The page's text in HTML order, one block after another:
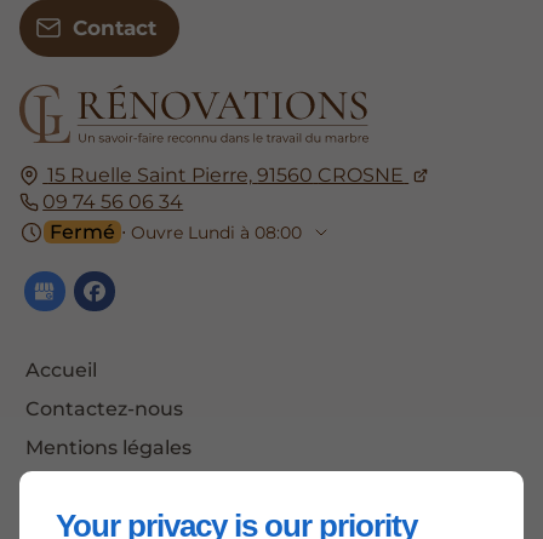
Your privacy is our priority
15 Ruelle Saint Pierre, 91560 CROSNE
09 74 56 06 34
Fermé ⋅ Ouvre Lundi à 08:00
Accueil
Contactez-nous
Mentions légales
Contact